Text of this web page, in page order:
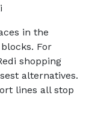
in the
For
shopping
alternatives.
lines all stop